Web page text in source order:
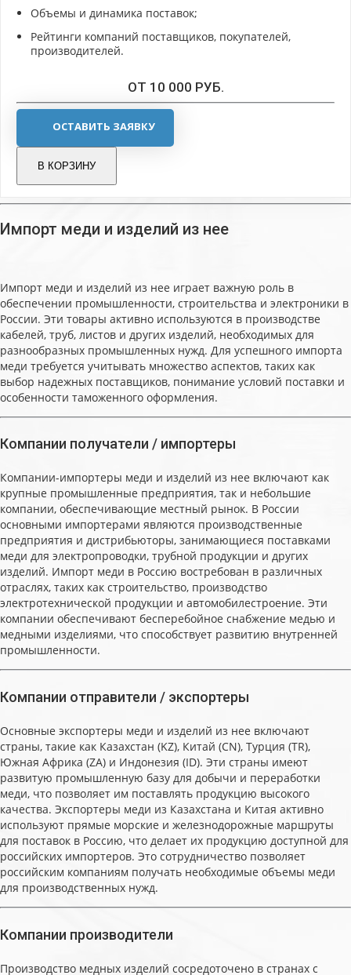
Объемы и динамика поставок;
Рейтинги компаний поставщиков, покупателей,
производителей.
ОТ 10 000 РУБ.
ОСТАВИТЬ ЗАЯВКУ
В КОРЗИНУ
Импорт меди и изделий из нее
Импорт меди и изделий из нее играет важную роль в
обеспечении промышленности, строительства и электроники в
России. Эти товары активно используются в производстве
кабелей, труб, листов и других изделий, необходимых для
разнообразных промышленных нужд. Для успешного импорта
меди требуется учитывать множество аспектов, таких как
выбор надежных поставщиков, понимание условий поставки и
особенности таможенного оформления.
Компании получатели / импортеры
Компании-импортеры меди и изделий из нее включают как
крупные промышленные предприятия, так и небольшие
компании, обеспечивающие местный рынок. В России
основными импортерами являются производственные
предприятия и дистрибьюторы, занимающиеся поставками
меди для электропроводки, трубной продукции и других
изделий. Импорт меди в Россию востребован в различных
отраслях, таких как строительство, производство
электротехнической продукции и автомобилестроение. Эти
компании обеспечивают бесперебойное снабжение медью и
медными изделиями, что способствует развитию внутренней
промышленности.
Компании отправители / экспортеры
Основные экспортеры меди и изделий из нее включают
страны, такие как Казахстан (KZ), Китай (CN), Турция (TR),
Южная Африка (ZA) и Индонезия (ID). Эти страны имеют
развитую промышленную базу для добычи и переработки
меди, что позволяет им поставлять продукцию высокого
качества. Экспортеры меди из Казахстана и Китая активно
используют прямые морские и железнодорожные маршруты
для поставок в Россию, что делает их продукцию доступной для
российских импортеров. Это сотрудничество позволяет
российским компаниям получать необходимые объемы меди
для производственных нужд.
Компании производители
Производство медных изделий сосредоточено в странах с